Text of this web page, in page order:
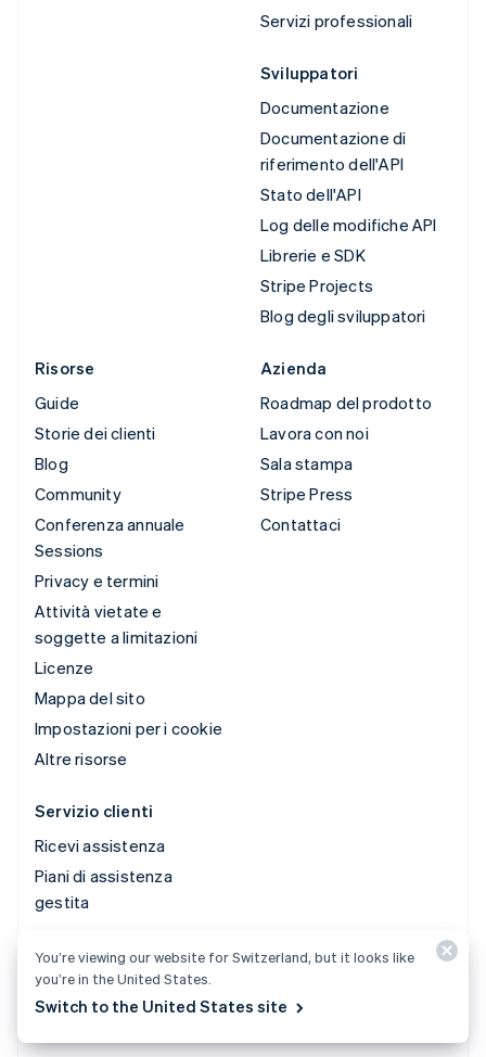
Servizi professionali
Sviluppatori
Documentazione
Documentazione di
riferimento dell'API
Stato dell'API
Log delle modifiche API
Librerie e SDK
Stripe Projects
Blog degli sviluppatori
Risorse
Guide
Storie dei clienti
Blog
Community
Conferenza annuale
Sessions
Privacy e termini
Attività vietate e
soggette a limitazioni
Licenze
Mappa del sito
Impostazioni per i cookie
Altre risorse
Azienda
Roadmap del prodotto
Lavora con noi
Sala stampa
Stripe Press
Contattaci
Servizio clienti
Ricevi assistenza
Piani di assistenza
gestita
© 2026 Stripe, LLC
You’re viewing our website for Switzerland, but it looks like
you’re in the United States.
Switch to the United States site